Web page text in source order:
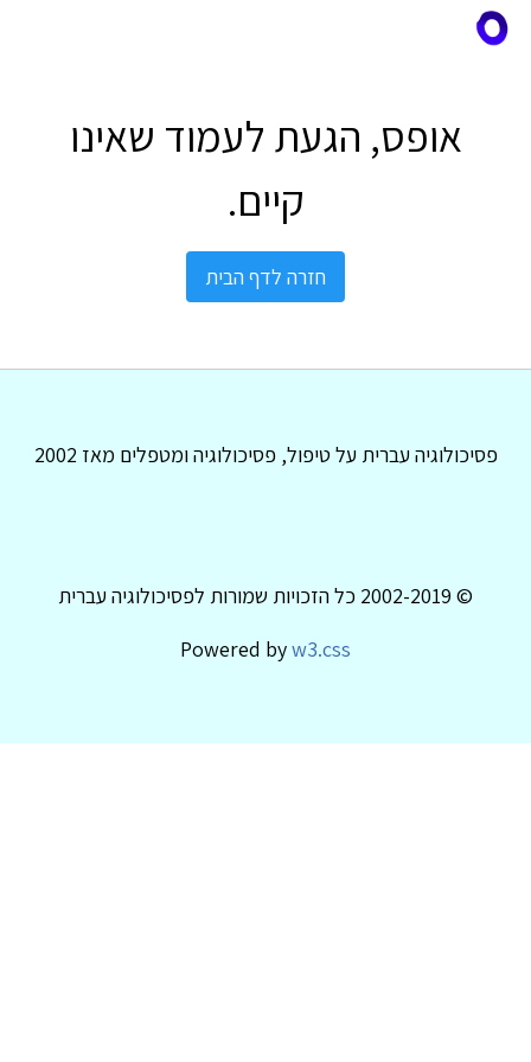
אופס, הגעת לעמוד שאינו
קיים.
חזרה לדף הבית
פסיכולוגיה עברית על טיפול, פסיכולוגיה ומטפלים מאז 2002
© 2002-2019 כל הזכויות שמורות לפסיכולוגיה עברית
Powered byw3.css